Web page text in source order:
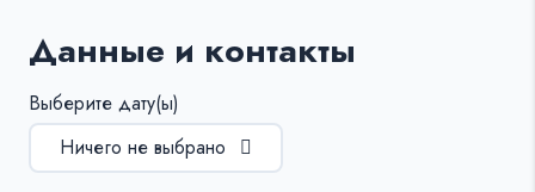
Данные и контакты
Выберите дату(ы)
Ничего не выбрано